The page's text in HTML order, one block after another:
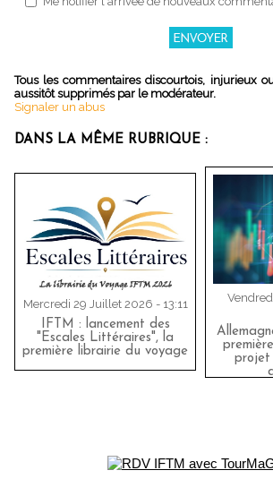
Tous les commentaires discourtois, injurieux
aussitôt supprimés par le modérateur.
Signaler un abus
DANS LA MÊME RUBRIQUE :
Mercredi 29 Juillet 2026 - 13:11
IFTM : lancement des
"Escales Littéraires", la
première librairie du voyage
projet